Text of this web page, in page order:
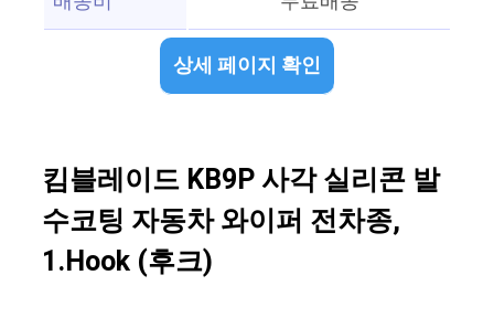
상세 페이지 확인
킴블레이드 KB9P 사각 실리콘 발
수코팅 자동차 와이퍼 전차종,
1.Hook (후크)